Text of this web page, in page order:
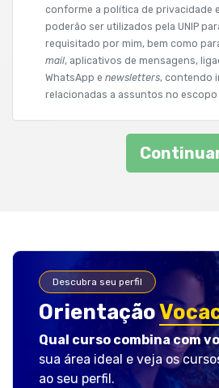
conforme a política de privacidade
poderão ser utilizados pela UNIP
requisitado por mim, bem como
mail, aplicativos de mensagens,
WhatsApp e newsletters, contendo
relacionadas a assuntos no
Descubra seu perfil
Orientação
Qual curso combina com
sua área ideal e veja os
ao seu perfil.